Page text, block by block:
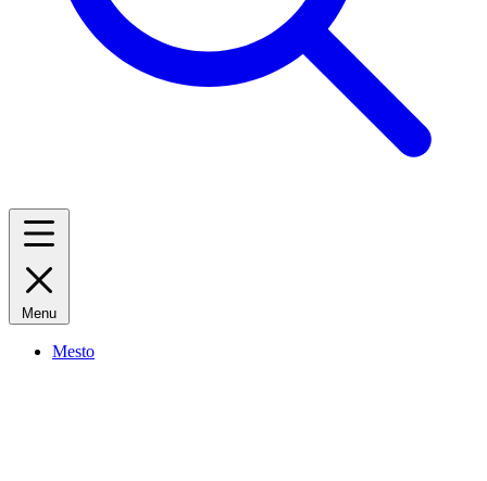
Menu
Mesto